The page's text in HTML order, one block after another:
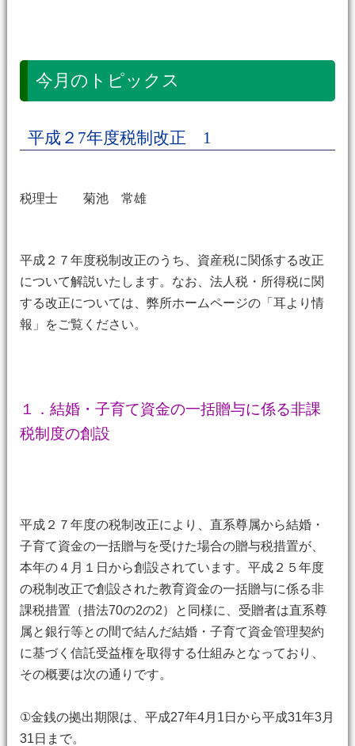
今月のトピックス
平成２7年度税制改正 1
税理士 菊池 常雄
平成２７年度税制改正のうち、資産税に関係する改正
について解説いたします。なお、法人税・所得税に関
する改正については、弊所ホームページの「耳より情
報」をご覧ください。
１．結婚・子育て資金の一括贈与に係る非課
税制度の創設
平成２７年度の税制改正により、直系尊属から結婚・
子育て資金の一括贈与を受けた場合の贈与税措置が、
本年の４月１日から創設されています。平成２５年度
の税制改正で創設された教育資金の一括贈与に係る非
課税措置（措法70の2の2）と同様に、受贈者は直系尊
属と銀行等との間で結んだ結婚・子育て資金管理契約
に基づく信託受益権を取得する仕組みとなっており、
その概要は次の通りです。
①金銭の拠出期限は、平成27年4月1日から平成31年3月
31日まで。